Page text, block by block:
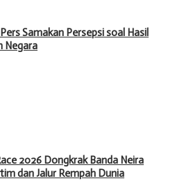
Samakan Persepsi soal Hasil
Negara
2026 Dongkrak Banda Neira
dan Jalur Rempah Dunia